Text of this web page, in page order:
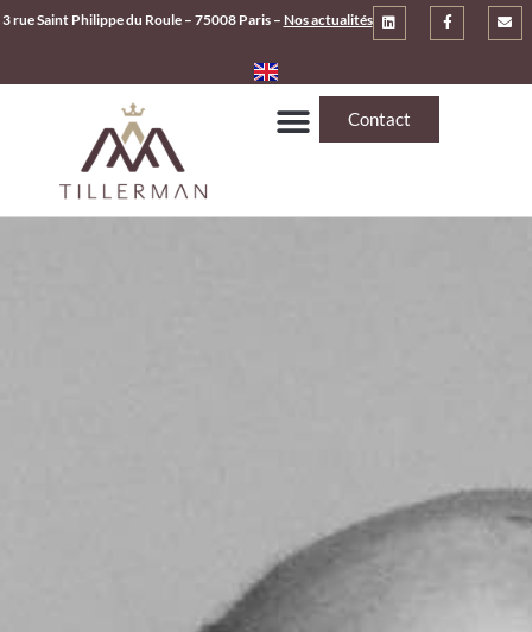
3 rue Saint Philippe du Roule – 75008 Paris – Nos actualités
Contact